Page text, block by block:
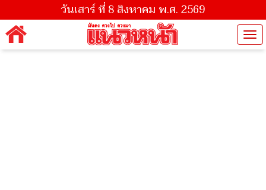
วันเสาร์ ที่ 8 สิงหาคม พ.ศ. 2569